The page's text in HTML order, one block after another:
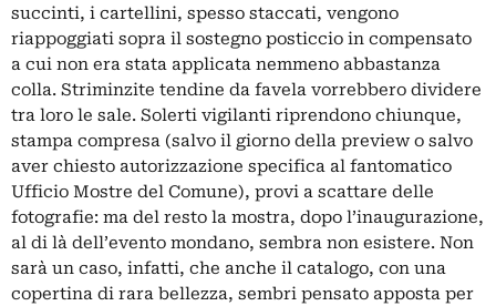
succinti, i cartellini, spesso staccati, vengono
riappoggiati sopra il sostegno posticcio in compensato
a cui non era stata applicata nemmeno abbastanza
colla. Striminzite tendine da favela vorrebbero dividere
tra loro le sale. Solerti vigilanti riprendono chiunque,
stampa compresa (salvo il giorno della preview o salvo
aver chiesto autorizzazione specifica al fantomatico
Ufficio Mostre del Comune), provi a scattare delle
fotografie: ma del resto la mostra, dopo l’inaugurazione,
al di là dell’evento mondano, sembra non esistere. Non
sarà un caso, infatti, che anche il catalogo, con una
copertina di rara bellezza, sembri pensato apposta per